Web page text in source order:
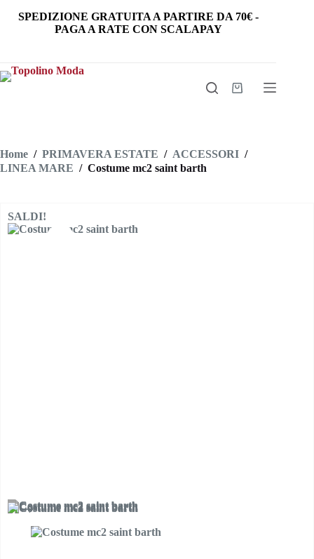
SPEDIZIONE GRATUITA A PARTIRE DA 70€ -
PAGA A RATE CON SCALAPAY
Carrello
Home / PRIMAVERA ESTATE / ACCESSORI /
LINEA MARE / Costume mc2 saint barth
SALDI!